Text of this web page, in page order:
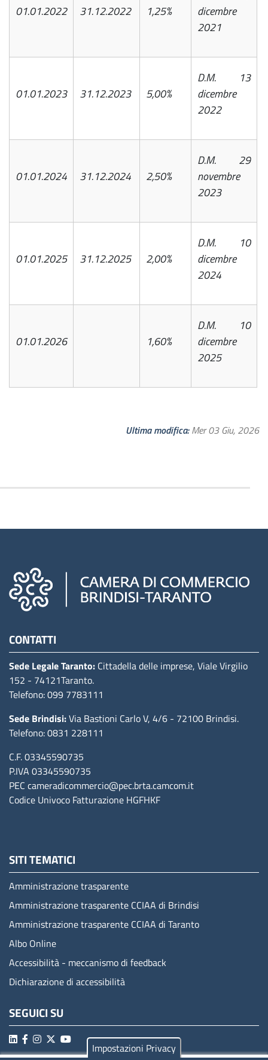
01.01.2022 31.12.2022 1,25%
dicembre
2021
01.01.2023 31.12.2023 5,00%
D.M. 13
dicembre
2022
01.01.2024 31.12.2024 2,50%
D.M. 29
novembre
2023
01.01.2025 31.12.2025 2,00%
D.M. 10
dicembre
2024
01.01.2026 1,60%
D.M. 10
dicembre
2025
Ultima modifica Mer 03 Giu, 2026
CONTATTI
Sede Legale Taranto: Cittadella delle imprese, Viale Virgilio
152 - 74121Taranto.
Telefono: 099 7783111
Sede Brindisi:Via Bastioni Carlo V, 4/6 - 72100 Brindisi.
Telefono: 0831 228111
C.F. 03345590735
P.IVA 03345590735
PEC cameradicommercio@pec.brta.camcom.it
Codice Univoco Fatturazione HGFHKF
SITI TEMATICI
Amministrazione trasparente
Amministrazione trasparente CCIAA di Brindisi
Amministrazione trasparente CCIAA di Taranto
Albo Online
Accessibilità - meccanismo di feedback
Dichiarazione di accessibilità
SEGUICI SU
Impostazioni Privacy